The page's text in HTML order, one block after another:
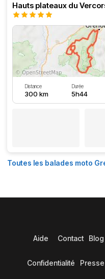
Hauts plateaux du
Distance
300 km
Durée
5h44
Toutes les balades moto
Aide Contact Blog
Confidentialité Presse